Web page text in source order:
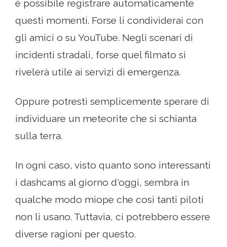
è possibile registrare automaticamente
questi momenti. Forse li condividerai con
gli amici o su YouTube. Negli scenari di
incidenti stradali, forse quel filmato si
rivelerà utile ai servizi di emergenza.
Oppure potresti semplicemente sperare di
individuare un meteorite che si schianta
sulla terra.
In ogni caso, visto quanto sono interessanti
i dashcams al giorno d'oggi, sembra in
qualche modo miope che così tanti piloti
non li usano. Tuttavia, ci potrebbero essere
diverse ragioni per questo.